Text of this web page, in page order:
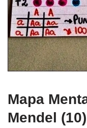
Mapa
Mendel (10)